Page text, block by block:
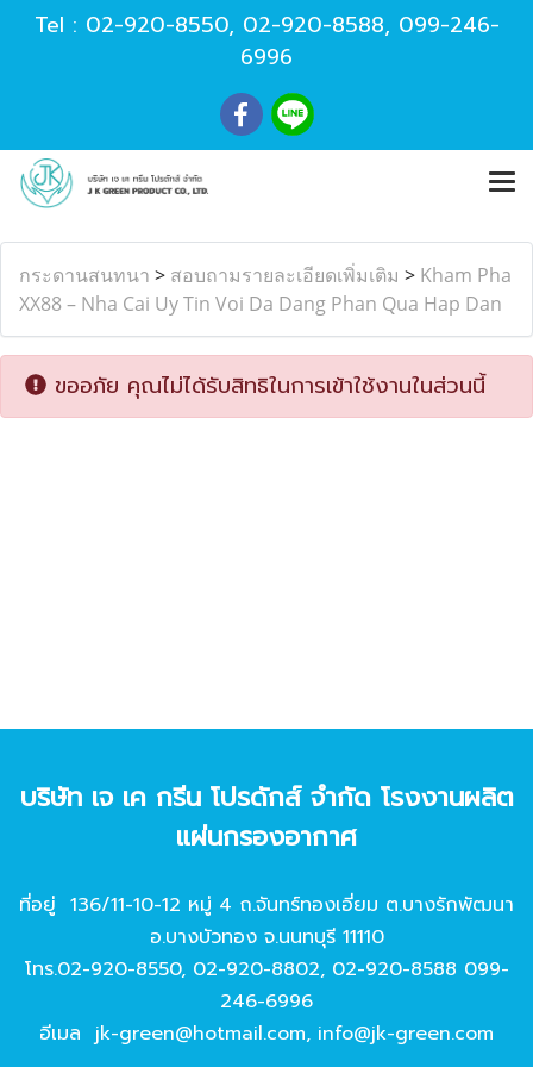
Tel : 02-920-8550, 02-920-8588, 099-246-
6996
กระดานสนทนา > สอบถามรายละเอียดเพิ่มเติม > Kham Pha
XX88 – Nha Cai Uy Tin Voi Da Dang Phan Qua Hap Dan
ขออภัย คุณไม่ได้รับสิทธิในการเข้าใช้งานในส่วนนี้
บริษัท เจ เค กรีน โปรดักส์ จํากัด โรงงานผลิต
แผ่นกรองอากาศ
ที่อยู่ 136/11-10-12 หมู่ 4 ถ.จันทร์ทองเอี่ยม ต.บางรักพัฒนา
อ.บางบัวทอง จ.นนทบุรี 11110
โทร.02-920-8550, 02-920-8802, 02-920-8588 099-
246-6996
อีเมล jk-green@hotmail.com, info@jk-green.com